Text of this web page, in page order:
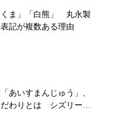
くま」「白熊」 丸永製
記が複数ある理由
あいすまんじゅう」、
だわりとは シズリーナ
(5)